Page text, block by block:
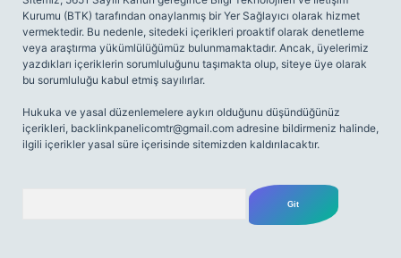
Kurumu (BTK) tarafından onaylanmış bir Yer Sağlayıcı olarak hizmet
vermektedir. Bu nedenle, sitedeki içerikleri proaktif olarak denetleme
veya araştırma yükümlülüğümüz bulunmamaktadır. Ancak, üyelerimiz
yazdıkları içeriklerin sorumluluğunu taşımakta olup, siteye üye olarak
bu sorumluluğu kabul etmiş sayılırlar.
Hukuka ve yasal düzenlemelere aykırı olduğunu düşündüğünüz
içerikleri, backlinkpanelicomtr@gmail.com adresine bildirmeniz halinde,
ilgili içerikler yasal süre içerisinde sitemizden kaldırılacaktır.